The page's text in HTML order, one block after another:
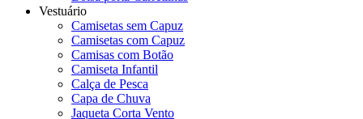
Vestuário
Camisetas sem Capuz
Camisetas com Capuz
Camisas com Botão
Camiseta Infantil
Calça de Pesca
Capa de Chuva
Jaqueta Corta Vento